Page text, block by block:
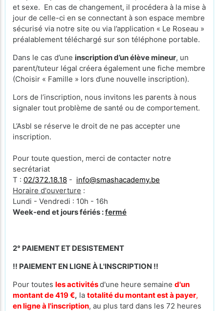
et sexe. En cas de changement, il procédera à la mise à
jour de celle-ci en se connectant à son espace membre
sécurisé via notre site ou via l’application « Le Roseau »
préalablement téléchargé sur son téléphone portable.
Dans le cas d’une inscription d’un élève mineur, un
parent/tuteur légal créera également une fiche membre
(Choisir « Famille » lors d’une nouvelle inscription).
Lors de l’inscription, nous invitons les parents à nous
signaler tout problème de santé ou de comportement.
L’Asbl se réserve le droit de ne pas accepter une
inscription.
Pour toute question, merci de contacter notre
secrétariat
T : 02/372.18.18 - info@smashacademy.be
Horaire d'ouverture :
Lundi - Vendredi : 10h - 16h
Week-end et jours fériés :fermé
2° PAIEMENT ET DESISTEMENT
!! PAIEMENT EN LIGNE À L'INSCRIPTION !!
Pour toutes les activitésd'une heure semaine d'un
montant de 419 €, la totalité du montant est à payer,
en ligne à l'inscription, au plus tard dans les 72 heures